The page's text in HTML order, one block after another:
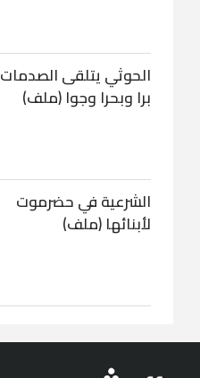
الحوثي يتلقى الصدمات
برا وبحرا وجوا (ملف)
الشرعية في حضرموت
لأبنائها (ملف)